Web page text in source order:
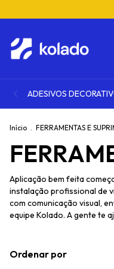
ADESIVOS
Início . FERRAMENTAS E
Aplicação bem feita
instalação profissional de
com comunicação visual,
equipe Kolado. A gente te
Ordenar por